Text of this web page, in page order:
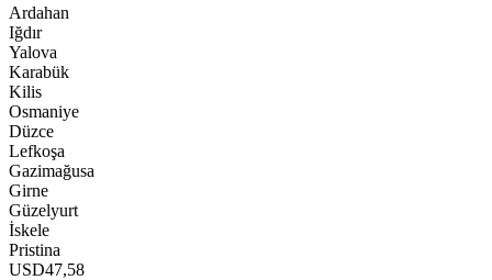
Ardahan
Iğdır
Yalova
Karabük
Kilis
Osmaniye
Düzce
Lefkoşa
Gazimağusa
Girne
Güzelyurt
İskele
Pristina
USD47,58